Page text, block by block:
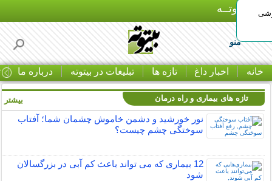
بـیتوتــه
منو
خانه اخبار داغ تازه ها تبلیغات در بیتوته درباره ما
تازه های بیماری و راه درمان
نور خورشید و دشمن خاموش چشمان شما؛ آفتاب
سوختگی چشم چیست؟
12 بیماری که می تواند باعث کم آبی در بزرگسالان
شود
بیشتر